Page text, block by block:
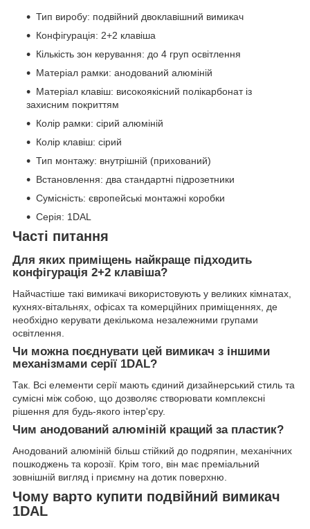
Тип виробу: подвійний двоклавішний вимикач
Конфігурація: 2+2 клавіша
Кількість зон керування: до 4 груп освітлення
Матеріал рамки: анодований алюміній
Матеріал клавіш: високоякісний полікарбонат із
захисним покриттям
Колір рамки: сірий алюміній
Колір клавіш: сірий
Тип монтажу: внутрішній (прихований)
Встановлення: два стандартні підрозетники
Сумісність: європейські монтажні коробки
Серія: 1DAL
Часті питання
Для яких приміщень найкраще підходить
конфігурація 2+2 клавіша?
Найчастіше такі вимикачі використовують у великих кімнатах,
кухнях-вітальнях, офісах та комерційних приміщеннях, де
необхідно керувати декількома незалежними групами
освітлення.
Чи можна поєднувати цей вимикач з іншими
механізмами серії 1DAL?
Так. Всі елементи серії мають єдиний дизайнерський стиль та
сумісні між собою, що дозволяє створювати комплексні
рішення для будь-якого інтер'єру.
Чим анодований алюміній кращий за пластик?
Анодований алюміній більш стійкий до подряпин, механічних
пошкоджень та корозії. Крім того, він має преміальний
зовнішній вигляд і приємну на дотик поверхню.
Чому варто купити подвійний вимикач
1DAL